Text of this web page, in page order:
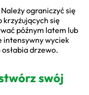
ograniczyć się
się
późnym latem lub
intensywny wyciek
osłabia drzewo.
swój